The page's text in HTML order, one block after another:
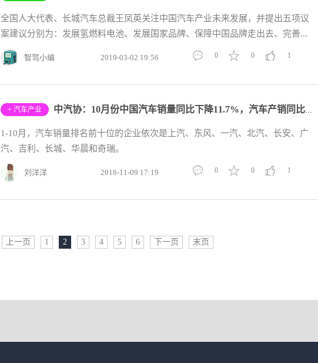
全国人大代表、长城汽车总裁王凤英关注中国汽车产业未来发展，并提出五项议
案建议分别为：发展氢燃料电池、发展国家品牌、保障中国品牌走出去、完善...
智驾小编 2019-03-02 19:56 1
0
0
+ 汽车产业 中汽协：10月份中国汽车销量同比下降11.7%，汽车产销同比双双下
1-10月，汽车销量排名前十位的企业依次是上汽、东风、一汽、北汽、长安、广
汽、吉利、长城、华晨和奇瑞。
刘洋洋 2018-11-09 17:19 1
0
0
上一页 1 2 3 4 5 6 下一页 末页